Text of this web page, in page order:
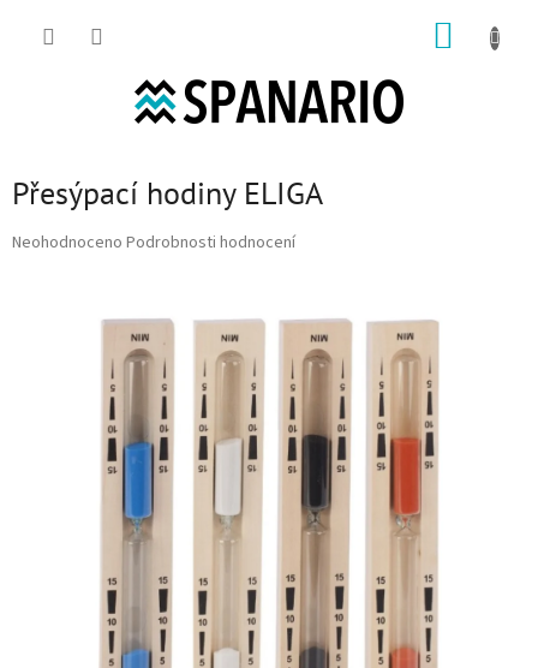
Přesýpací hodiny ELIGA
Průměrné hodnocení produktu je 0,0 z 5 hvězdiček.
Neohodnoceno Podrobnosti hodnocení